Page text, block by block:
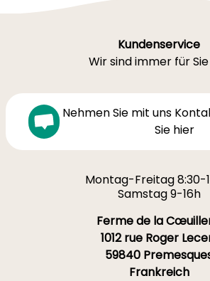
Kundenservice
Wir sind immer für
Nehmen Sie mit uns
Sie hier
Montag-Freitag 8:30-
Samstag 9-16h
Ferme de la
1012 rue Roger
59840
Frankreich